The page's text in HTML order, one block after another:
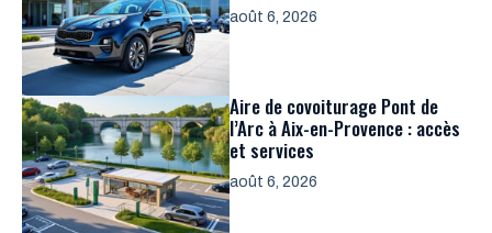
août 6, 2026
Aire de covoiturage Pont de
l’Arc à Aix-en-Provence : accès
et services
août 6, 2026